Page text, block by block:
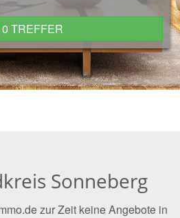
0 TREFFER
Sonneberg
zur Zeit keine Angebote in